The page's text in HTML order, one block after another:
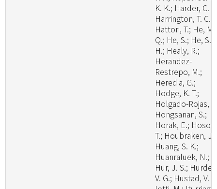
K. K.; Harder, C.
Harrington, T. C.;
Hattori, T.; He, M.
Q.; He, S.; He, S.
H.; Healy, R.;
Herandez-
Restrepo, M.;
Heredia, G.;
Hodge, K. T.;
Holgado-Rojas,
Hongsanan, S.;
Horak, E.;
T.; Houbraken, J.;
Huang, S. K.;
Huanraluek, N.;
Hur, J. S.;
V. G.; Hustad, V.